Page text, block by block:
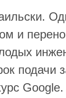
и
подачи
Google.